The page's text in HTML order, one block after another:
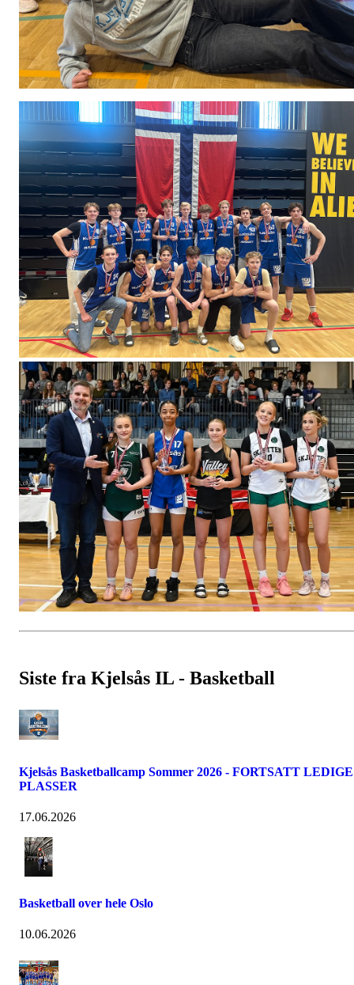
Siste fra Kjelsås IL - Basketball
Kjelsås Basketballcamp Sommer 2026 - FORTSATT LEDIGE
PLASSER
17.06.2026
Basketball over hele Oslo
10.06.2026